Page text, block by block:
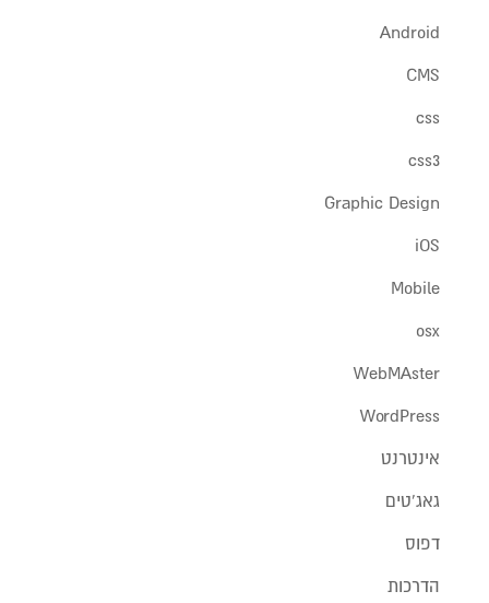
Android
CMS
css
css3
Graphic Design
iOS
Mobile
osx
WebMAster
WordPress
אינטרנט
גאג'טים
דפוס
הדרכות